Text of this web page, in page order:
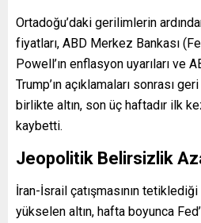
Ortadoğu’daki gerilimlerin
fiyatları, ABD Merkez Bankası
Powell’ın enflasyon uyarıları ve
Trump’ın açıklamaları sonrası
birlikte altın, son üç haftadır ilk
kaybetti.
Jeopolitik Belirsizlik
İran-İsrail çatışmasının
yükselen altın, hafta boyunca